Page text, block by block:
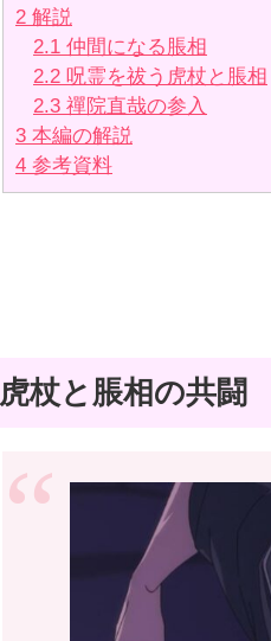
2 解説
2.1 仲間になる脹相
2.2 呪霊を祓う虎杖と脹相
2.3 禪院直哉の参入
3 本編の解説
4 参考資料
虎杖と脹相の共闘